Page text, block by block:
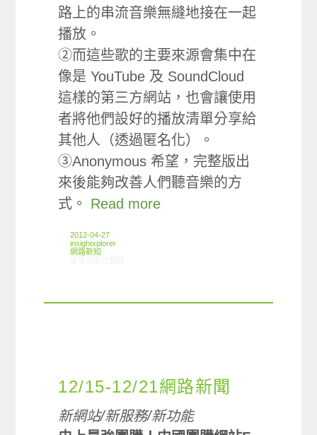
路上的串流音樂無縫地接在一起
播放。
②而這些歌的主要來源會集中在
像是 YouTube 及 SoundCloud
這樣的第三方網站，也會讓使用
者將他們設好的播放清單分享給
其他人（透過匿名化）。
③Anonymous 希望，完整版出
來後能夠改善人們聽音樂的方
式。 Read more
2012-04-27
insightxplorer
網路新知
12/15-12/21網路新聞
新網站/新服務/新功能